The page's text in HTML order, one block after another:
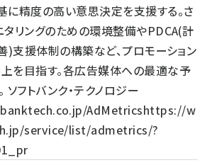
に精度の高い意思決定を支援する。さ
タリングのための環境整備やPDCA(計
)支援体制の構築など、プロモーション
を目指す。各広告媒体への最適な予
フトバンク・テクノロジー
AdMetricshttps://w
service/list/admetrics/?